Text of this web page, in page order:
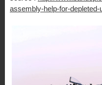
assembly-help-for-depleted-